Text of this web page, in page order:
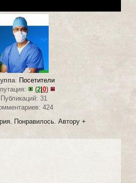
: Посетители
(2| 0)
Публикаций: 31
424
Понравилось. Автору +